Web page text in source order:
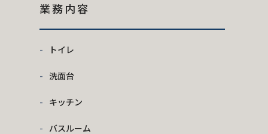
業務内容
トイレ
洗面台
キッチン
バスルーム